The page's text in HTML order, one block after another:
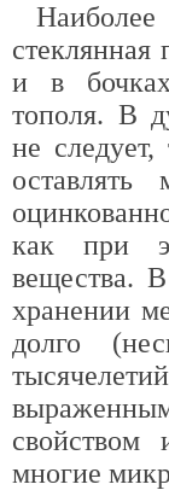
стеклянная
и в
тополя. В
не
как при
вещества.
хранении
долго
свойством
многие